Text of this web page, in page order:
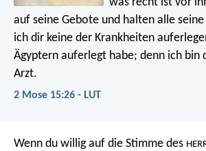
auf seine Gebote und halten alle seine
ich dir keine der Krankheiten
Ägyptern auferlegt habe; denn ich bin
Arzt.
2 Mose 15:26 - LUT
Wenn du willig auf die Stimme des